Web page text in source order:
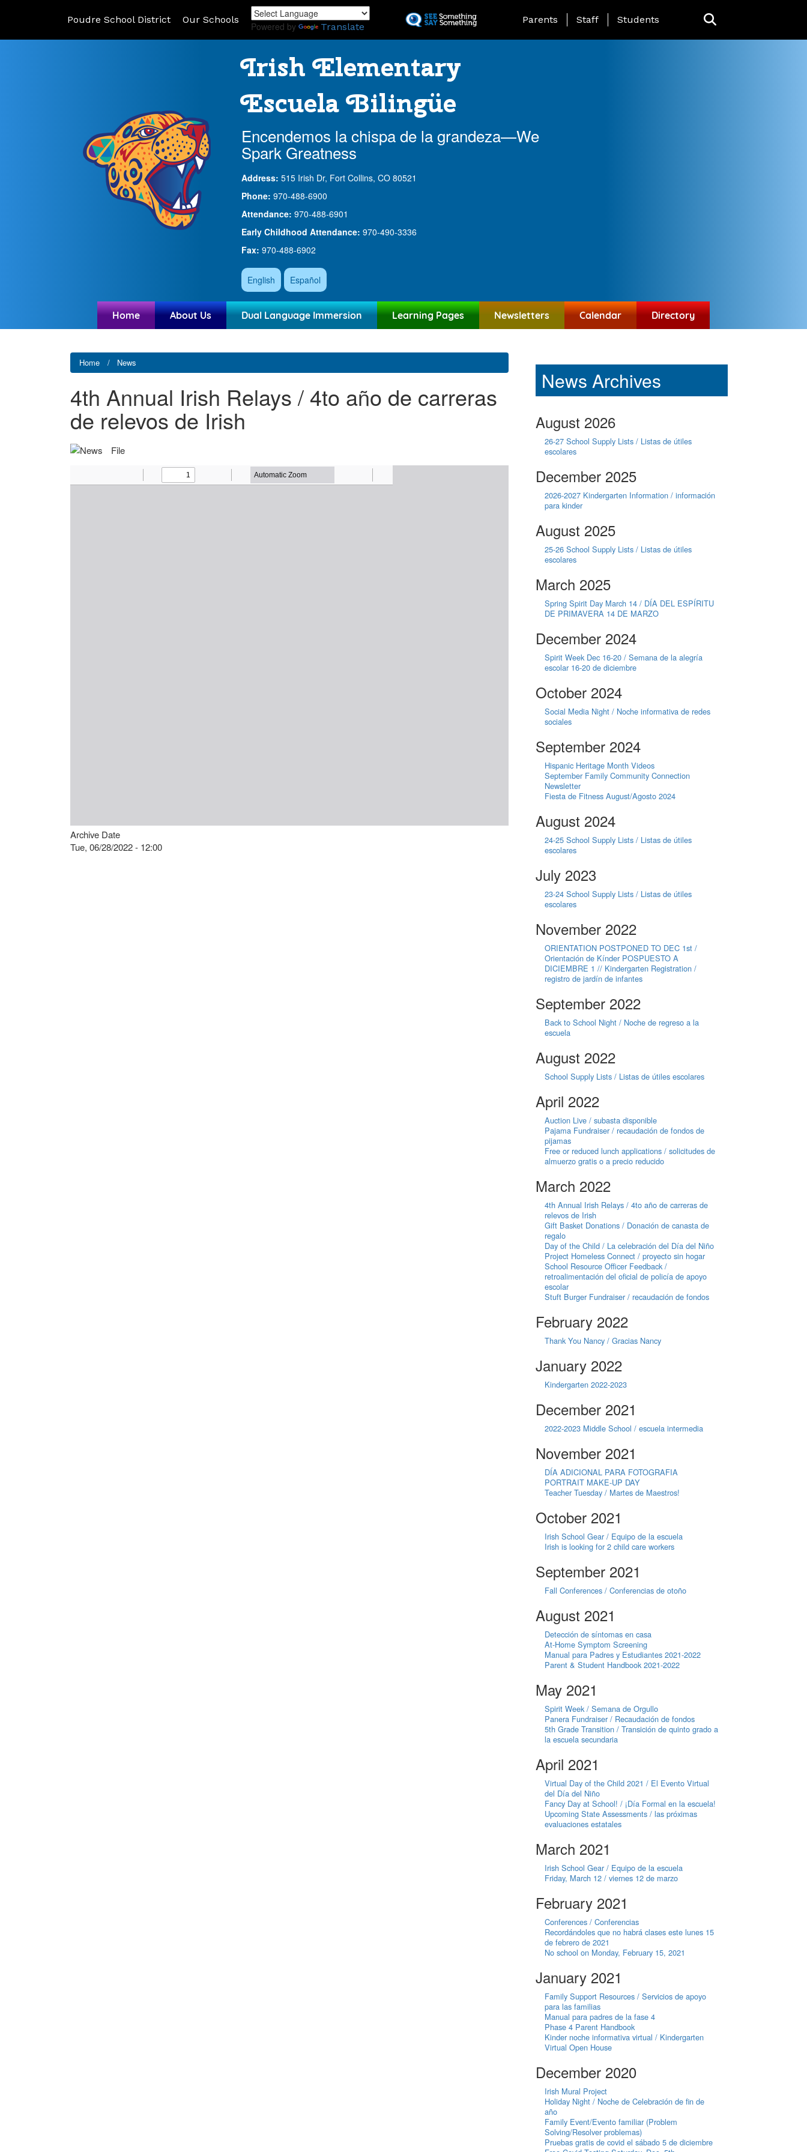
to
Poudre School District Our Schools
Powered by Translate
Landing Page Menu
Parents Staff Students
Irish Elementary
Escuela Bilingüe
Encendemos la chispa de la grandeza—We
Spark Greatness
Address: 515 Irish Dr, Fort Collins, CO 80521
Phone: 970-488-6900
Attendance: 970-488-6901
Early Childhood Attendance: 970-490-3336
Fax: 970-488-6902
English Español
Home About Us Dual Language Immersion Learning Pages Newsletters Calendar Directory
Home News
4th Annual Irish Relays / 4to año de carreras
de relevos de Irish
File
Archive Date
Tue, 06/28/2022 - 12:00
News Archives
August 2026
26-27 School Supply Lists / Listas de útiles
escolares
December 2025
2026-2027 Kindergarten Information / información
para kinder
August 2025
25-26 School Supply Lists / Listas de útiles
escolares
March 2025
Spring Spirit Day March 14 / DÍA DEL ESPÍRITU
DE PRIMAVERA 14 DE MARZO
December 2024
Spirit Week Dec 16-20 / Semana de la alegría
escolar 16-20 de diciembre
October 2024
Social Media Night / Noche informativa de redes
sociales
September 2024
Hispanic Heritage Month Videos
September Family Community Connection
Newsletter
Fiesta de Fitness August/Agosto 2024
August 2024
24-25 School Supply Lists / Listas de útiles
escolares
July 2023
23-24 School Supply Lists / Listas de útiles
escolares
November 2022
ORIENTATION POSTPONED TO DEC 1st /
Orientación de Kínder POSPUESTO A
DICIEMBRE 1 // Kindergarten Registration /
registro de jardín de infantes
September 2022
Back to School Night / Noche de regreso a la
escuela
August 2022
School Supply Lists / Listas de útiles escolares
April 2022
Auction Live / subasta disponible
Pajama Fundraiser / recaudación de fondos de
pijamas
Free or reduced lunch applications / solicitudes de
almuerzo gratis o a precio reducido
March 2022
4th Annual Irish Relays / 4to año de carreras de
relevos de Irish
Gift Basket Donations / Donación de canasta de
regalo
Day of the Child / La celebración del Día del Niño
Project Homeless Connect / proyecto sin hogar
School Resource Officer Feedback /
retroalimentación del oficial de policía de apoyo
escolar
Stuft Burger Fundraiser / recaudación de fondos
February 2022
Thank You Nancy / Gracias Nancy
January 2022
Kindergarten 2022-2023
December 2021
2022-2023 Middle School / escuela intermedia
November 2021
DÍA ADICIONAL PARA FOTOGRAFIA
PORTRAIT MAKE-UP DAY
Teacher Tuesday / Martes de Maestros!
October 2021
Irish School Gear / Equipo de la escuela
Irish is looking for 2 child care workers
September 2021
Fall Conferences / Conferencias de otoño
August 2021
Detección de síntomas en casa
At-Home Symptom Screening
Manual para Padres y Estudiantes 2021-2022
Parent & Student Handbook 2021-2022
May 2021
Spirit Week / Semana de Orgullo
Panera Fundraiser / Recaudación de fondos
5th Grade Transition / Transición de quinto grado a
la escuela secundaria
April 2021
Virtual Day of the Child 2021 / El Evento Virtual
del Día del Niño
Fancy Day at School! / ¡Día Formal en la escuela!
Upcoming State Assessments / las próximas
evaluaciones estatales
March 2021
Irish School Gear / Equipo de la escuela
Friday, March 12 / viernes 12 de marzo
February 2021
Conferences / Conferencias
Recordándoles que no habrá clases este lunes 15
de febrero de 2021
No school on Monday, February 15, 2021
January 2021
Family Support Resources / Servicios de apoyo
para las familias
Manual para padres de la fase 4
Phase 4 Parent Handbook
Kinder noche informativa virtual / Kindergarten
Virtual Open House
December 2020
Irish Mural Project
Holiday Night / Noche de Celebración de fin de
año
Family Event/Evento familiar (Problem
Solving/Resolver problemas)
Pruebas gratis de covid el sábado 5 de diciembre